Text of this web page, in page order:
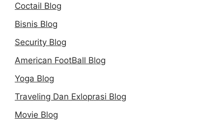
Coctail Blog
Bisnis Blog
Security Blog
American FootBall Blog
Yoga Blog
Traveling Dan Exloprasi Blog
Movie Blog